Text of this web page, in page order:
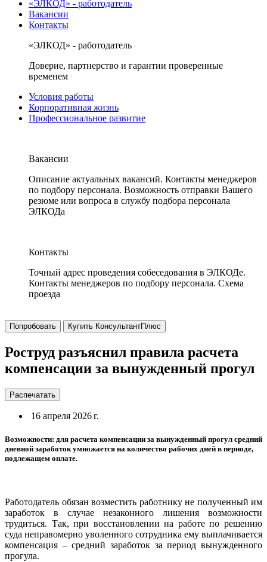
«ЭЛКОД» - работодатель
Вакансии
Контакты
«ЭЛКОД» - работодатель
Доверие, партнерство и гарантии проверенные
временем
Условия работы
Корпоративная жизнь
Профессиональное развитие
Вакансии
Описание актуальных вакансий. Контакты менеджеров
по подбору персонала. Возможность отправки Вашего
резюме или вопроса в службу подбора персонала
ЭЛКОДа
Контакты
Точный адрес проведения собеседования в ЭЛКОДе.
Контакты менеджеров по подбору персонала. Схема
проезда
Попробовать Купить КонсультантПлюс
Роструд разъяснил правила расчета
компенсации за вынужденный прогул
Распечатать
16 апреля 2026 г.
Возможности: для расчета компенсации за вынужденный прогул средний
дневной заработок умножается на количество рабочих дней в периоде,
подлежащем оплате.
Работодатель обязан возместить работнику не полученный им
заработок в случае незаконного лишения возможности
трудиться. Так, при восстановлении на работе по решению
суда неправомерно уволенного сотрудника ему выплачивается
компенсация – средний заработок за период вынужденного
прогула.